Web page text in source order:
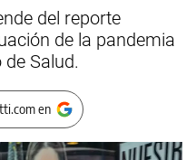
del reporte
de la pandemia
Salud.
en